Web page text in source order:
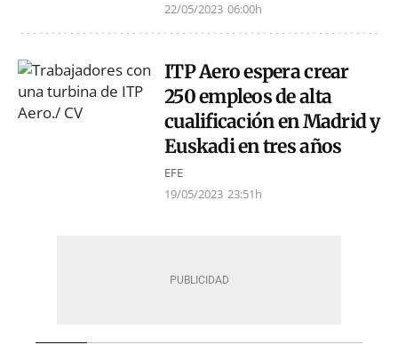
22/05/2023 06:00h
ITP Aero espera crear
250 empleos de alta
cualificación en Madrid y
Euskadi en tres años
EFE
19/05/2023 23:51h